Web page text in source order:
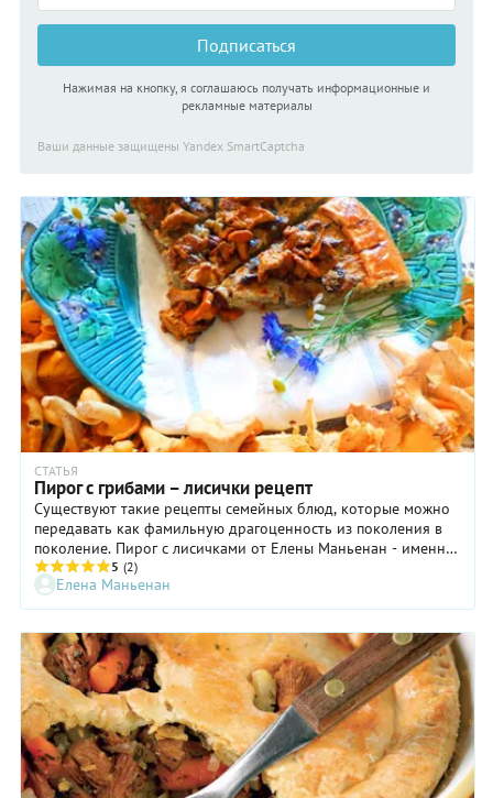
Подписаться
Нажимая на кнопку, я соглашаюсь получать информационные и
рекламные материалы
Ваши данные защищены Yandex SmartCaptcha
СТАТЬЯ
Пирог с грибами – лисички рецепт
Существуют такие рецепты семейных блюд, которые можно
передавать как фамильную драгоценность из поколения в
поколение. Пирог с лисичками от Елены Маньенан - именно
такое семейное достояние.
5 (2)
Елена Маньенан